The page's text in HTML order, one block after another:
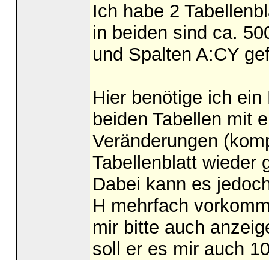
Ich habe 2
in beiden sind ca.
und Spalten A:CY
Hier benötige ich
beiden Tabellen mit
Veränderungen
Tabellenblatt wieder
Dabei kann es
H mehrfach
mir bitte auch
soll er es mir auch